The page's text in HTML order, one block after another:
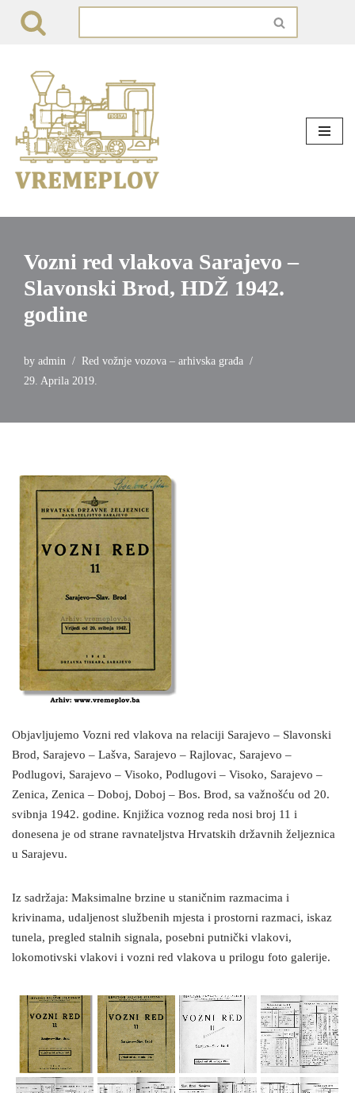
content
Vozni red vlakova Sarajevo –
Slavonski Brod, HDŽ 1942.
godine
by admin
Red vožnje vozova – arhivska građa
29. Aprila 2019.
Objavljujemo Vozni red vlakova na relaciji Sarajevo – Slavonski
Brod, Sarajevo – Lašva, Sarajevo – Rajlovac, Sarajevo –
Podlugovi, Sarajevo – Visoko, Podlugovi – Visoko, Sarajevo –
Zenica, Zenica – Doboj, Doboj – Bos. Brod, sa važnošću od 20.
svibnja 1942. godine. Knjižica voznog reda nosi broj 11 i
donesena je od strane ravnateljstva Hrvatskih državnih željeznica
u Sarajevu.
Iz sadržaja: Maksimalne brzine u staničnim razmacima i
krivinama, udaljenost službenih mjesta i prostorni razmaci, iskaz
tunela, pregled stalnih signala, posebni putnički vlakovi,
lokomotivski vlakovi i vozni red vlakova u prilogu foto galerije.